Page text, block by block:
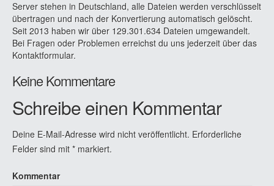
Server stehen in Deutschland, alle Dateien werden verschlüsselt
übertragen und nach der Konvertierung automatisch gelöscht.
Seit 2013 haben wir über 129.301.634 Dateien umgewandelt.
Bei Fragen oder Problemen erreichst du uns jederzeit über das
Kontaktformular.
Keine Kommentare
Schreibe einen Kommentar
Deine E-Mail-Adresse wird nicht veröffentlicht. Erforderliche
Felder sind mit * markiert.
Kommentar